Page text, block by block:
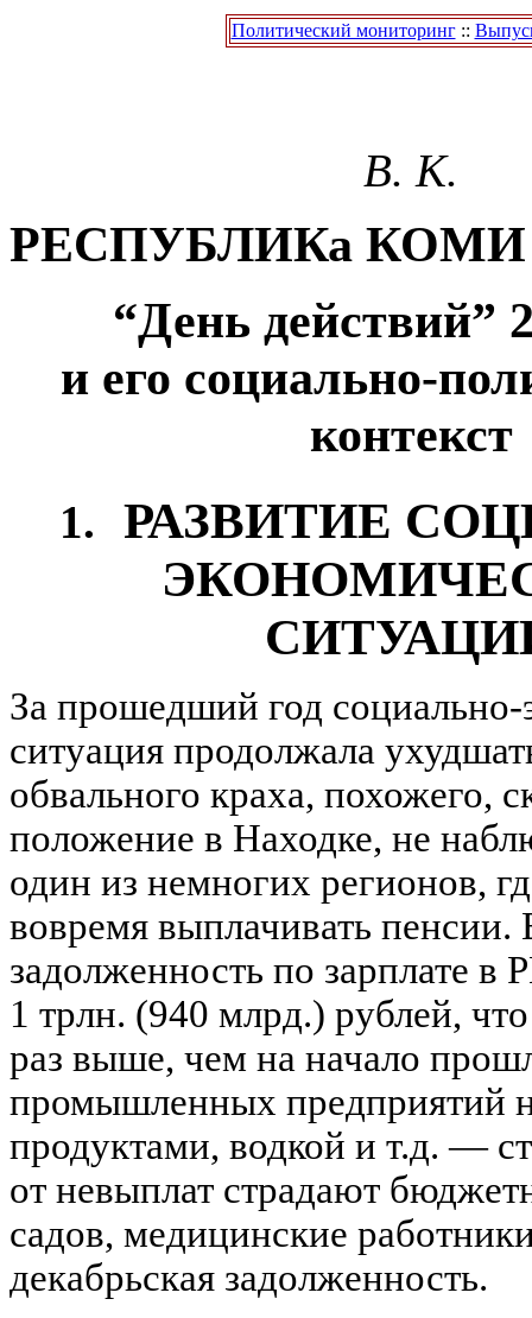
Политический мониторинг::
В. К.
РЕСПУБЛИКа КОМИ
“День действий”
и его социально-
контекст
1.
РАЗВИТИЕ
За прошедший год социально-
ситуация продолжала
обвального краха, похожего,
положение в Находке, не
один из немногих регионов,
вовремя выплачивать пенсии.
задолженность по зарплате в
1 трлн. (940 млрд.) рублей,
раз выше, чем на начало
промышленных предприятий
продуктами, водкой и т.д. —
от невыплат страдают
садов, медицинские
декабрьская задолженность.